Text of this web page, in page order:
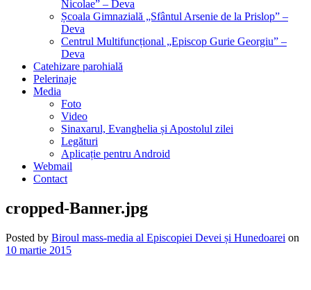
Nicolae” – Deva
Școala Gimnazială „Sfântul Arsenie de la Prislop” –
Deva
Centrul Multifuncțional „Episcop Gurie Georgiu” –
Deva
Catehizare parohială
Pelerinaje
Media
Foto
Video
Sinaxarul, Evanghelia și Apostolul zilei
Legături
Aplicație pentru Android
Webmail
Contact
cropped-Banner.jpg
Posted by Biroul mass-media al Episcopiei Devei și Hunedoarei on
10 martie 2015